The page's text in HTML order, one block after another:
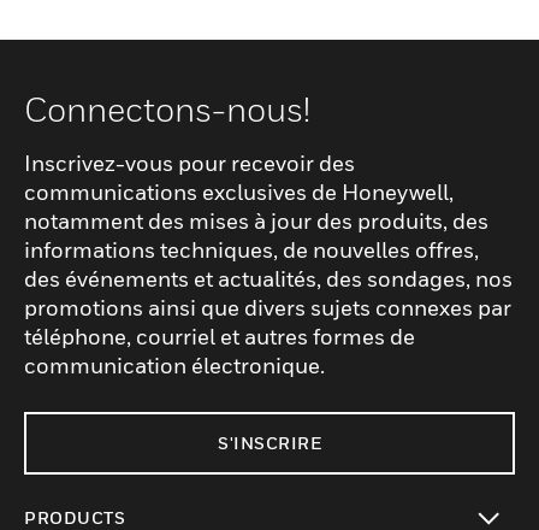
Connectons-nous!
Inscrivez-vous pour recevoir des
communications exclusives de Honeywell,
notamment des mises à jour des produits, des
informations techniques, de nouvelles offres,
des événements et actualités, des sondages, nos
promotions ainsi que divers sujets connexes par
téléphone, courriel et autres formes de
communication électronique.
S'INSCRIRE
PRODUCTS